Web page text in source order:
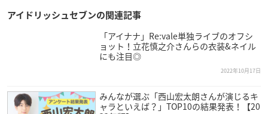
アイドリッシュセブンの関連記事
「アイナナ」Re:vale単独ライブのオフシ
ョット！立花慎之介さんらの衣装&ネイル
にも注目◎
2022年10月17日
みんなが選ぶ「西山宏太朗さんが演じるキ
ャラといえば？」TOP10の結果発表！【20